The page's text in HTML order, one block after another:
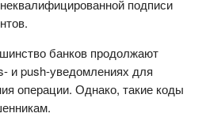
подписи
банков продолжают
и push-уведомлениях для
операции. Однако, такие коды